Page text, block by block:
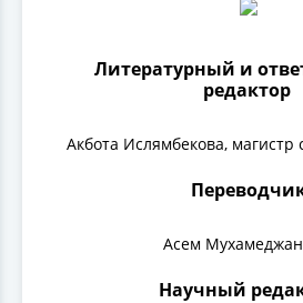
Литературный и
редактор
Акбота Ислямбекова, магистр
Асем
Научный